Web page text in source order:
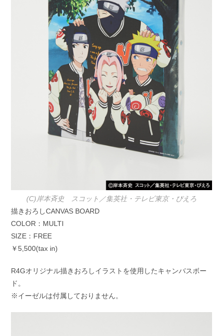
(C)岸本斉史 スコット／集英社・テレビ東京・ぴえろ
描きおろしCANVAS BOARD
COLOR：MULTI
SIZE：FREE
￥5,500(tax in)
R4Gオリジナル描きおろしイラストを使用したキャンバスボー
ド。
※イーゼルは付属しておりません。